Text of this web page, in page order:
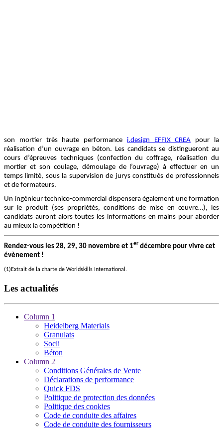
son mortier très haute performance i.design EFFIX CREA pour la
réalisation d’un ouvrage en béton. Les candidats se distingueront au
cours d’épreuves techniques (confection du coffrage, réalisation du
mortier et son coulage, démoulage de l’ouvrage) à effectuer en un
temps limité, sous la supervision de jurys constitués de professionnels
et de formateurs.
Un ingénieur technico-commercial dispensera également une formation
sur le produit (ses propriétés, conditions de mise en œuvre…), les
candidats auront alors toutes les informations en mains pour aborder
au mieux la compétition !
Rendez-vous les 28, 29, 30 novembre et 1er décembre pour vivre cet
évènement !
(1)Extrait de la charte de Worldskills International.
Les actualités
Column 1
Heidelberg Materials
Granulats
Socli
Béton
Column 2
Conditions Générales de Vente
Déclarations de performance
Quick FDS
Politique de protection des données
Politique des cookies
Code de conduite des affaires
Code de conduite des fournisseurs